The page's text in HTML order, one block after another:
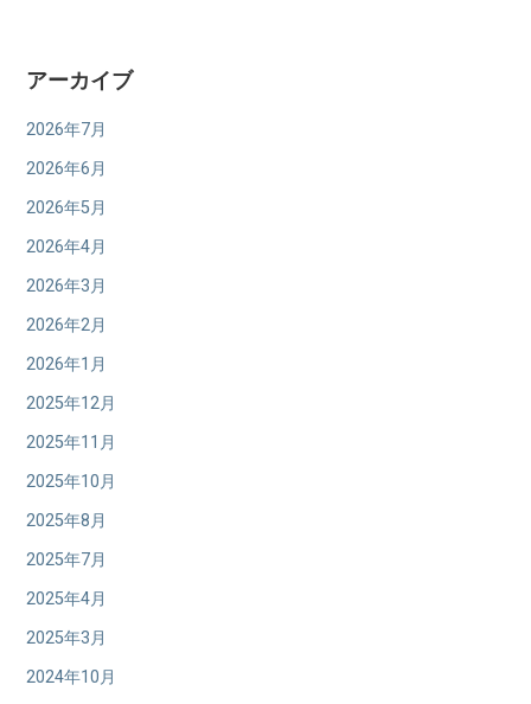
アーカイブ
2026年7月
2026年6月
2026年5月
2026年4月
2026年3月
2026年2月
2026年1月
2025年12月
2025年11月
2025年10月
2025年8月
2025年7月
2025年4月
2025年3月
2024年10月